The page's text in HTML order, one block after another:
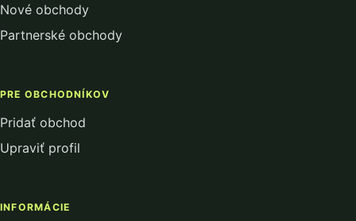
Nové obchody
Partnerské obchody
PRE OBCHODNÍKOV
Pridať obchod
Upraviť profil
INFORMÁCIE